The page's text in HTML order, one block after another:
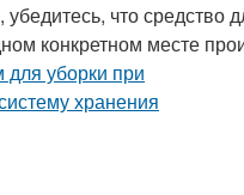
что средство
конкретном месте